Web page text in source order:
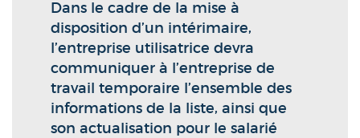
Dans le cadre de la mise à
disposition d’un intérimaire,
l’entreprise utilisatrice devra
communiquer à l’entreprise de
travail temporaire l’ensemble des
informations de la liste, ainsi que
son actualisation pour le salarié